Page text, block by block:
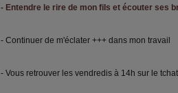
- Entendre le rire de mon fils et écouter ses
- Continuer de m'éclater +++ dans mon travail
- Vous retrouver les vendredis à 14h sur le tchat